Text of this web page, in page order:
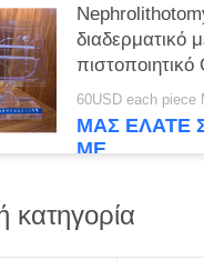
διαδερματικό
πιστοποιητικό
60USD each piece
ΜΑΣ ΕΛΆΤΕ
ΜΕ
κατηγορία